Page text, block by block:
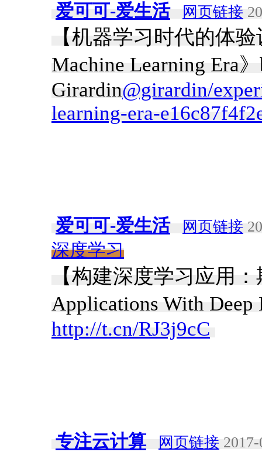
爱可可-爱生活 网页链接
【机器学习时代的体
Machine Learning Era
Girardin@girardin/
learning-era-
爱可可-爱生活 网页链接
深度学习
【构建深度学习应用
Applications With Deep
http://t.cn/RJ3j9cC
专注云计算 网页链接